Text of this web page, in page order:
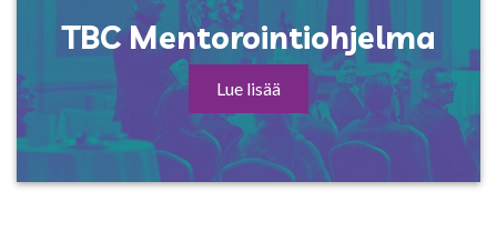
TBC Mentorointiohjelma
Lue lisää